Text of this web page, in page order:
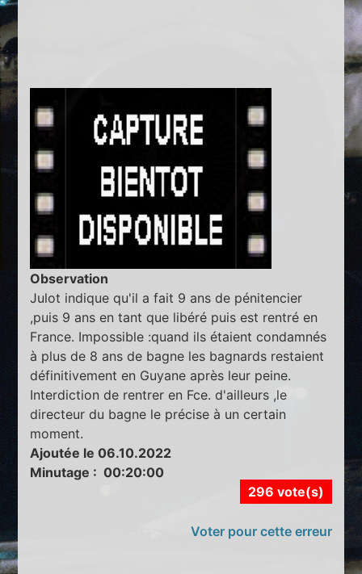
Observation
Julot indique qu'il a fait 9 ans de pénitencier
,puis 9 ans en tant que libéré puis est rentré en
France. Impossible :quand ils étaient condamnés
à plus de 8 ans de bagne les bagnards restaient
définitivement en Guyane après leur peine.
Interdiction de rentrer en Fce. d'ailleurs ,le
directeur du bagne le précise à un certain
moment.
Ajoutée le 06.10.2022
Minutage : 00:20:00
296 vote(s)
Voter pour cette erreur